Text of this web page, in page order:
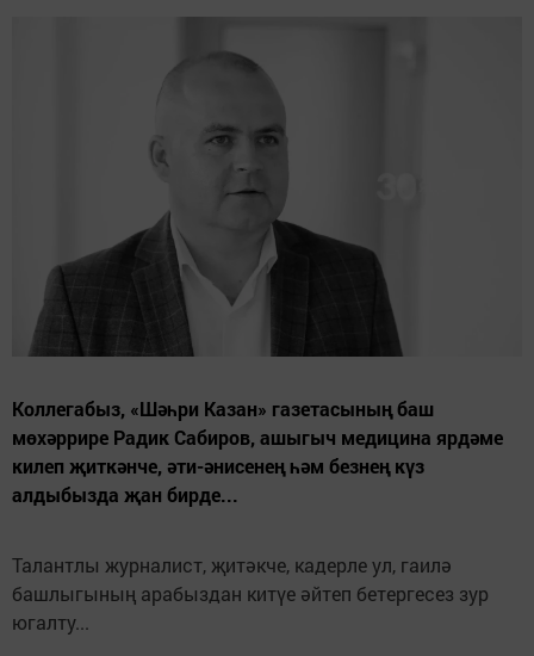
Коллегабыз, «Шәһри Казан» газетасының баш
мөхәррире Радик Сабиров, ашыгыч медицина ярдәме
килеп җиткәнче, әти-әнисенең һәм безнең күз
алдыбызда җан бирде...
Талантлы журналист, җитәкче, кадерле ул, гаилә
башлыгының арабыздан китүе әйтеп бетергесез зур
югалту...